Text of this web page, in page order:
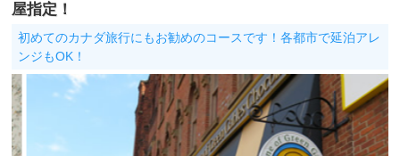
屋指定！
初めてのカナダ旅行にもお勧めのコースです！各都市で延泊アレ
ンジもOK！